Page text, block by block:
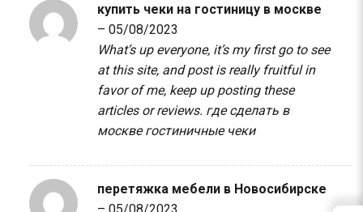
купить чеки на гостиницу в москве
– 05/08/2023
What’s up everyone, it’s my first go to see
at this site, and post is really fruitful in
favor of me, keep up posting these
articles or reviews. где сделать в
москве гостиничные чеки
перетяжка мебели в Новосибирске